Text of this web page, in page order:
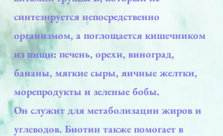
синтезируется непосредственно
организмом, а поглощается кишечником
из пищи: печень, орехи, виноград,
бананы, мягкие сыры, яичные желтки,
морепродукты и зеленые бобы.
Он служит для метаболизации жиров и
углеводов. Биотин также помогает в